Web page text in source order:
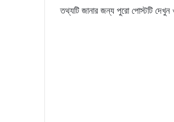
তথ্যটি জানার জন্য পুরো পোস্টটি